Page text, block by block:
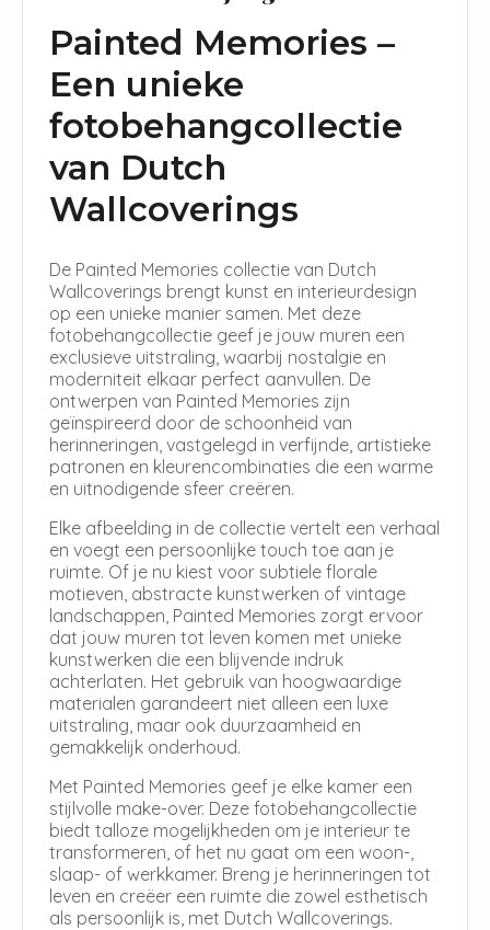
Painted Memories –
Een unieke
fotobehangcollectie
van Dutch
Wallcoverings
De Painted Memories collectie van Dutch
Wallcoverings brengt kunst en interieurdesign
op een unieke manier samen. Met deze
fotobehangcollectie geef je jouw muren een
exclusieve uitstraling, waarbij nostalgie en
moderniteit elkaar perfect aanvullen. De
ontwerpen van Painted Memories zijn
geïnspireerd door de schoonheid van
herinneringen, vastgelegd in verfijnde, artistieke
patronen en kleurencombinaties die een warme
en uitnodigende sfeer creëren.
Elke afbeelding in de collectie vertelt een verhaal
en voegt een persoonlijke touch toe aan je
ruimte. Of je nu kiest voor subtiele florale
motieven, abstracte kunstwerken of vintage
landschappen, Painted Memories zorgt ervoor
dat jouw muren tot leven komen met unieke
kunstwerken die een blijvende indruk
achterlaten. Het gebruik van hoogwaardige
materialen garandeert niet alleen een luxe
uitstraling, maar ook duurzaamheid en
gemakkelijk onderhoud.
Met Painted Memories geef je elke kamer een
stijlvolle make-over. Deze fotobehangcollectie
biedt talloze mogelijkheden om je interieur te
transformeren, of het nu gaat om een woon-,
slaap- of werkkamer. Breng je herinneringen tot
leven en creëer een ruimte die zowel esthetisch
als persoonlijk is, met Dutch Wallcoverings.